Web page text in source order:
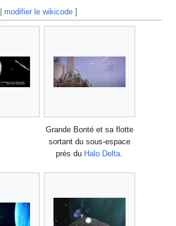
|modifier le wikicode ]
Grande Bonté et sa flotte
sortant du sous-espace
près du Halo Delta.